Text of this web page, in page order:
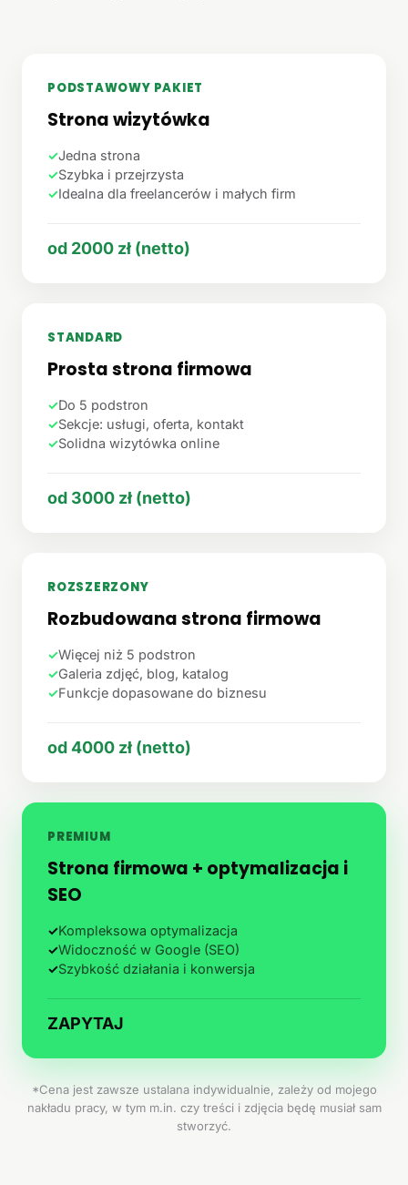
PODSTAWOWY PAKIET
Strona wizytówka
✓Jedna strona
✓Szybka i przejrzysta
✓Idealna dla freelancerów i małych firm
od 2000 zł (netto)
STANDARD
Prosta strona firmowa
✓Do 5 podstron
✓Sekcje: usługi, oferta, kontakt
✓Solidna wizytówka online
od 3000 zł (netto)
ROZSZERZONY
Rozbudowana strona firmowa
✓Więcej niż 5 podstron
✓Galeria zdjęć, blog, katalog
✓Funkcje dopasowane do biznesu
od 4000 zł (netto)
PREMIUM
Strona firmowa + optymalizacja i
SEO
✓Kompleksowa optymalizacja
✓Widoczność w Google (SEO)
✓Szybkość działania i konwersja
ZAPYTAJ
*Cena jest zawsze ustalana indywidualnie, zależy od mojego
nakładu pracy, w tym m.in. czy treści i zdjęcia będę musiał sam
stworzyć.